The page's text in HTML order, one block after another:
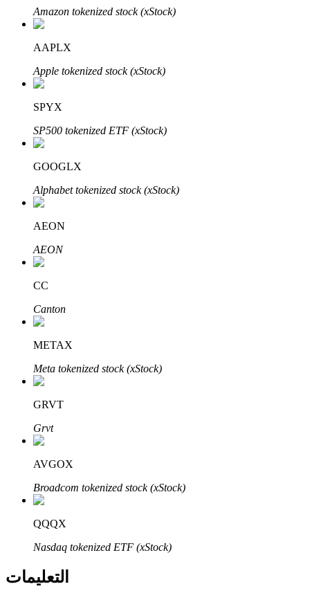
تعلم الستاكينغ
تعرف على كيفية كسب الدخل السلبي
Bitrue
شركاء بيترو
شركاء Bitrue
Amazon tokenized stock (xStock)
AAPLX
Apple tokenized stock (xStock)
SPYX
SP500 tokenized ETF (xStock)
GOOGLX
Alphabet tokenized stock (xStock)
AEON
AEON
CC
Canton
METAX
Meta tokenized stock (xStock)
GRVT
Grvt
AVGOX
Broadcom tokenized stock (xStock)
QQQX
Nasdaq tokenized ETF (xStock)
التعليمات